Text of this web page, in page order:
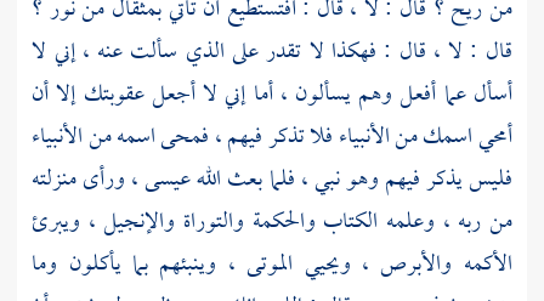
من ريح ؟ قال : لا ، قال : أفتستطيع أن تأتي بمثقال من نور ؟
قال : لا ، قال : فهكذا لا تقدر على الذي سألت عنه ، إني لا
أسأل عما أفعل وهم يسألون ، أما إني لا أجعل عقوبتك إلا أن
أمحي اسمك من الأنبياء فلا تذكر فيهم ، فمحى اسمه من الأنبياء
فليس يذكر فيهم وهو نبي ، فلما بعث اللهعيسى، ورأى منزلته
من ربه ، وعلمه الكتاب والحكمة والتوراة والإنجيل ، ويبرئ
الأكمه والأبرص ، ويحيي الموتى ، وينبئهم بما يأكلون وما